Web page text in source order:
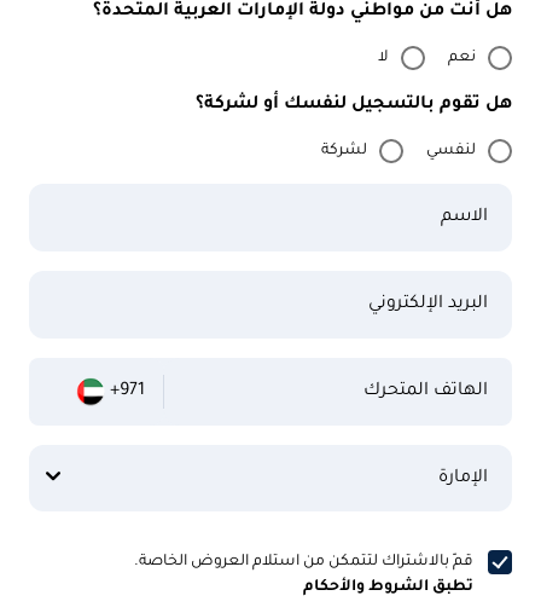
هل أنت من مواطني دولة الإمارات العربية المتحدة؟
نعم لا
هل تقوم بالتسجيل لنفسك أو لشركة؟
لنفسي لشركة
الاسم
البريد الإلكتروني
+971 الهاتف المتحرك
الإمارة
قمّ بالاشتراك لتتمكن من استلام العروض الخاصة.
تطبق الشروط والأحكام